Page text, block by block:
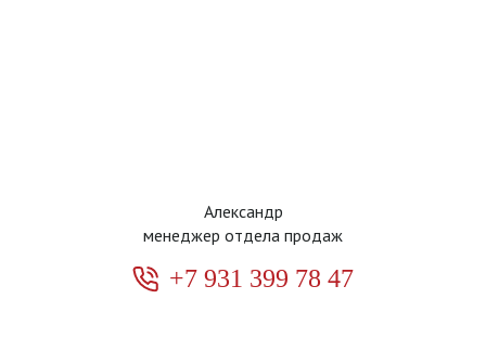
Александр
менеджер отдела продаж
+7 931 399 78 47